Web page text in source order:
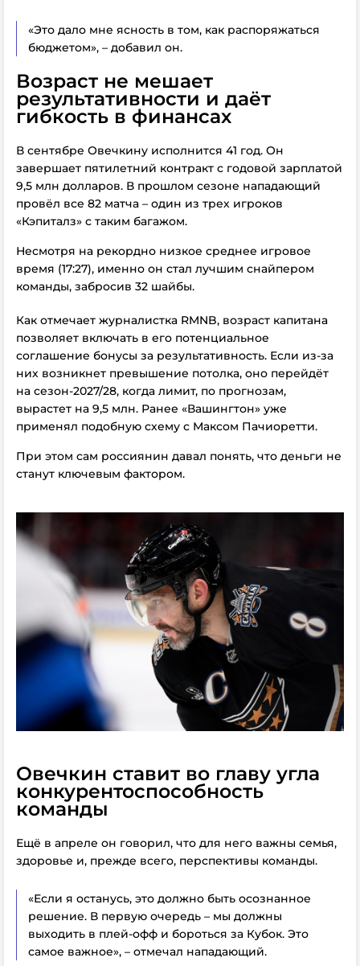
«Это дало мне ясность в том, как распоряжаться
бюджетом», – добавил он.
Возраст не мешает
результативности и даёт
гибкость в финансах
В сентябре Овечкину исполнится 41 год. Он
завершает пятилетний контракт с годовой зарплатой
9,5 млн долларов. В прошлом сезоне нападающий
провёл все 82 матча – один из трех игроков
«Кэпиталз» с таким багажом.
Несмотря на рекордно низкое среднее игровое
время (17:27), именно он стал лучшим снайпером
команды, забросив 32 шайбы.
Как отмечает журналистка RMNB, возраст капитана
позволяет включать в его потенциальное
соглашение бонусы за результативность. Если из-за
них возникнет превышение потолка, оно перейдёт
на сезон-2027/28, когда лимит, по прогнозам,
вырастет на 9,5 млн. Ранее «Вашингтон» уже
применял подобную схему с Максом Пачиоретти.
При этом сам россиянин давал понять, что деньги не
станут ключевым фактором.
Овечкин ставит во главу угла
конкурентоспособность
команды
Ещё в апреле он говорил, что для него важны семья,
здоровье и, прежде всего, перспективы команды.
«Если я останусь, это должно быть осознанное
решение. В первую очередь – мы должны
выходить в плей-офф и бороться за Кубок. Это
самое важное», – отмечал нападающий.